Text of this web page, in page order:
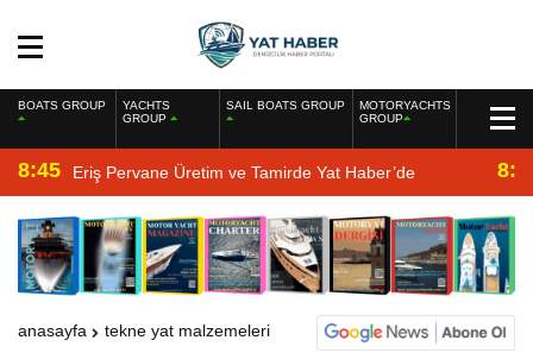
BOATS GROUP
YACHTS
GROUP
SAIL BOATS GROUP
MOTORYACHTS
GROUP
8:45 Eriş Pervane Üretim ve Tamirde Yat Haber’de
anasayfa tekne yat malzemeleri